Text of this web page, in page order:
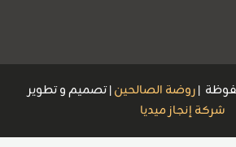
|روضة الصالحين| تصميم و تطوير
شركة إنجاز ميديا